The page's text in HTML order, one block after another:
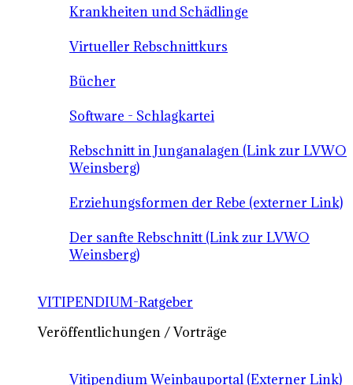
Krankheiten und Schädlinge
Virtueller Rebschnittkurs
Bücher
Software - Schlagkartei
Rebschnitt in Junganalagen (Link zur LVWO
Weinsberg)
Erziehungsformen der Rebe (externer Link)
Der sanfte Rebschnitt (Link zur LVWO
Weinsberg)
VITIPENDIUM-Ratgeber
Veröffentlichungen / Vorträge
Vitipendium Weinbauportal (Externer Link)